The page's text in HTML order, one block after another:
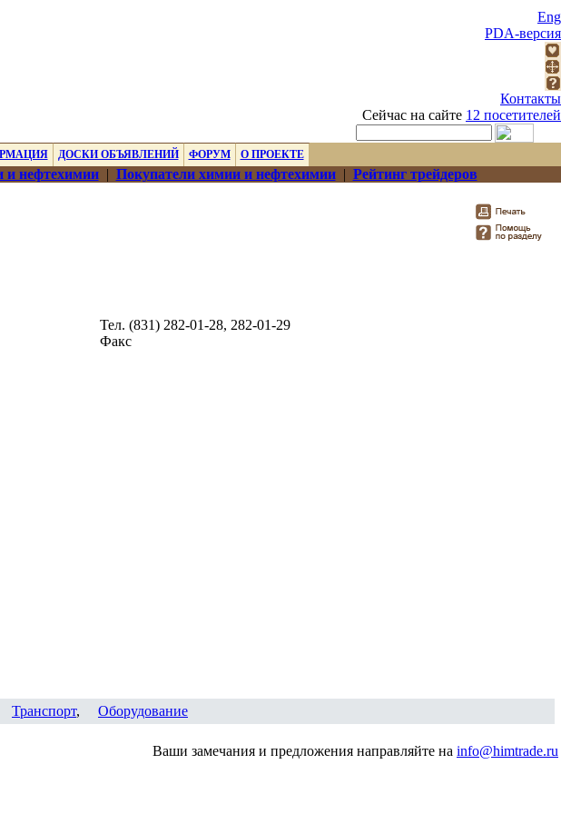
Eng
PDA-версия
Контакты
Сейчас на сайте 12 посетителей
ДОСКИ ОБЪЯВЛЕНИЙ ФОРУМ О ПРОЕКТЕ
и нефтехимии| Покупатели химии и нефтехимии| Рейтинг трейдеров
Тел. (831) 282-01-28, 282-01-29
Факс
Транспорт, Оборудование
Ваши замечания и предложения направляйте на info@himtrade.ru